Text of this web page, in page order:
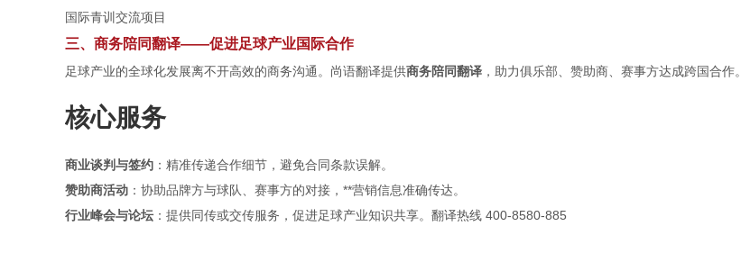
国际青训交流项目
三、商务陪同翻译——促进足球产业国际合作
足球产业的全球化发展离不开高效的商务沟通。尚语翻译提供商务陪同翻译 ，助力俱乐部、赞助商、赛事方达成跨国合作。
核心服务
商业谈判与签约 ：精准传递合作细节，避免合同条款误解。
赞助商活动 ：协助品牌方与球队、赛事方的对接，**营销信息准确传达。
行业峰会与论坛 ：提供同传或交传服务，促进足球产业知识共享。翻译热线 400-8580-885